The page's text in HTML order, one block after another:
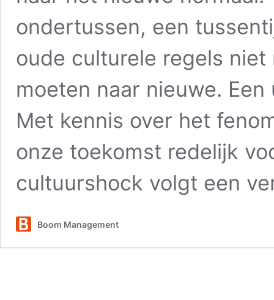
ondertussen, een
oude culturele regels
moeten naar nieuwe.
Met kennis over het
onze toekomst redelijk
cultuurshock volgt een
Boom Management